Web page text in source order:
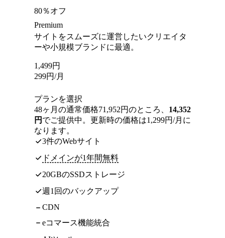
80％オフ
Premium
サイトをスムーズに運営したいクリエイタ
ーや小規模ブランドに最適。
1,499円
299円/月
プランを選択
48ヶ月の通常価格71,952円のところ、 14,352
円 でご提供中。更新時の価格は1,299円/月に
なります。
3件のWebサイト
ドメインが1年間無料
20GBのSSDストレージ
週1回のバックアップ
CDN
eコマース機能統合